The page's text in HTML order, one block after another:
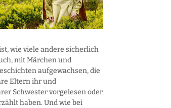
wie viele andere sicherlich
mit Märchen und
aufgewachsen, die
Eltern ihr und
Schwester vorgelesen oder
haben. Und wie bei